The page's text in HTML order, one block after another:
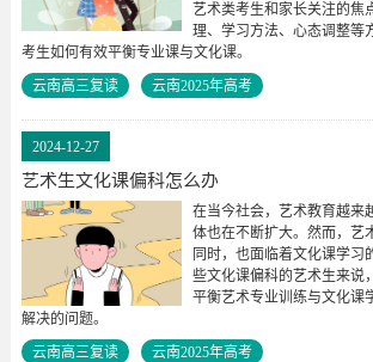
艺术类考生和家长关注的焦
理、学习方法、心态调整等
考生如何有效平衡专业课与文化课。
云南高三复读
云南2025年高考
2024-12-27
艺术生文化课偏科怎么办
在当今社会，艺术教育越来
体也在不断扩大。然而，艺
同时，也面临着文化课学习
些文化课偏科的艺术生来说
平衡艺术专业训练与文化课
解决的问题。
云南高三复读
云南2025年高考